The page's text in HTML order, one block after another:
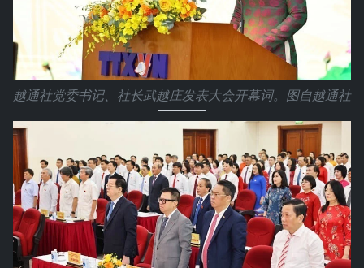
越通社党委书记、社长武越庄发表大会开幕词。图自越通社